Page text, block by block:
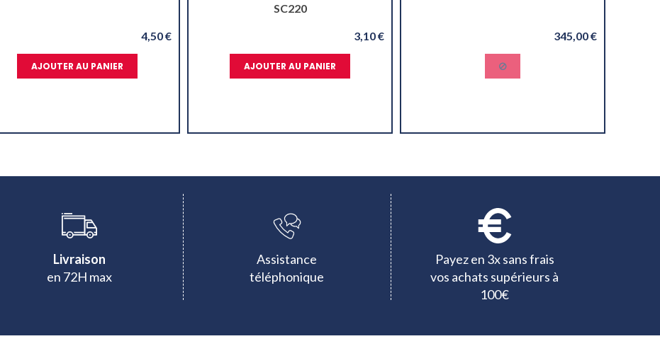
4,50 €
AJOUTER AU PANIER
SC220
3,10 €
AJOUTER AU PANIER
345,00 €
Livraison
en 72H max
Assistance
téléphonique
Payez en 3x sans frais
vos achats supérieurs à
100€